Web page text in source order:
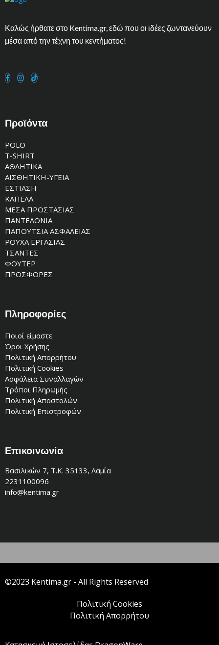
Καλώς ήρθατε στο Kentima.gr, εδώ που οι ιδέες ζωντανεύουν
μέσα από την τέχνη του κεντήματος!
Προϊόντα
POLO
T-SHIRT
ΑΘΛΗΤΙΚΑ
ΑΙΣΘΗΤΙΚΗ-ΥΓΕΙΑ
ΕΣΤΙΑΣΗ
ΚΑΠΕΛΑ
ΜΕΣΑ ΠΡΟΣΤΑΣΙΑΣ
ΠΑΝΤΕΛΟΝΙΑ
ΠΑΠΟΥΤΣΙΑ ΑΣΦΑΛΕΙΑΣ
ΡΟΥΧΑ ΕΡΓΑΣΙΑΣ
ΤΣΑΝΤΕΣ
ΦΟΥΤΕΡ
ΠΡΟΣΦΟΡΕΣ
Πληροφορίες
Ποιοί είμαστε
Όροι Χρήσης
Πολιτική Απορρήτου
Πολιτική Cookies
Ασφάλεια Συναλλαγών
Τρόποι Πληρωμής
Πολιτική Αποστολών
Πολιτική Επιστροφών
Επικοινωνία
Βασιλικών 7, Τ.Κ. 35133, Λαμία
2231100096
info@kentima.gr
©2023 Kentima.gr - All Rights Reserved
Πολιτική Cookies
Πολιτική Απορρήτου